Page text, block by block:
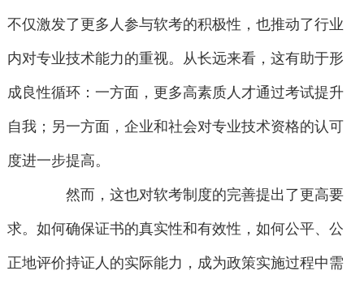
不仅激发了更多人参与软考的积极性，也推动了行业
内对专业技术能力的重视。从长远来看，这有助于形
成良性循环：一方面，更多高素质人才通过考试提升
自我；另一方面，企业和社会对专业技术资格的认可
度进一步提高。
然而，这也对软考制度的完善提出了更高要
求。如何确保证书的真实性和有效性，如何公平、公
正地评价持证人的实际能力，成为政策实施过程中需